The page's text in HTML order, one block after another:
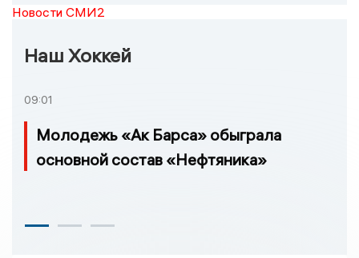
Новости СМИ2
Наш Хоккей
09:01
Молодежь «Ак Барса» обыграла
основной состав «Нефтяника»